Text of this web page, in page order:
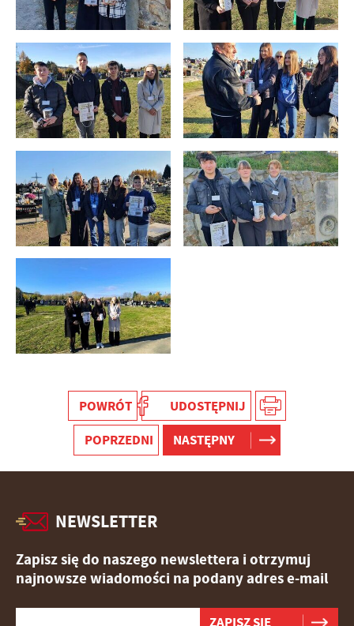
POWRÓT
UDOSTĘPNIJ
POPRZEDNI
NASTĘPNY
NEWSLETTER
Zapisz się do naszego newslettera i otrzymuj
najnowsze wiadomości na podany adres e-mail